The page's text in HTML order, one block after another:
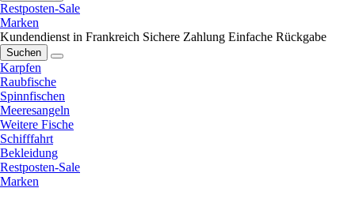
Restposten-Sale
Marken
Kundendienst in Frankreich Sichere Zahlung Einfache Rückgabe
Suchen
Karpfen
Raubfische
Spinnfischen
Meeresangeln
Weitere Fische
Schifffahrt
Bekleidung
Restposten-Sale
Marken